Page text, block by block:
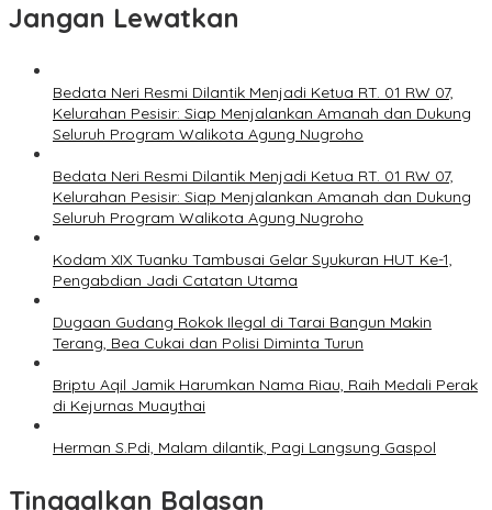
Jangan Lewatkan
Bedata Neri Resmi Dilantik Menjadi Ketua RT. 01 RW 07,
Kelurahan Pesisir: Siap Menjalankan Amanah dan Dukung
Seluruh Program Walikota Agung Nugroho
Bedata Neri Resmi Dilantik Menjadi Ketua RT. 01 RW 07,
Kelurahan Pesisir: Siap Menjalankan Amanah dan Dukung
Seluruh Program Walikota Agung Nugroho
Kodam XIX Tuanku Tambusai Gelar Syukuran HUT Ke-1,
Pengabdian Jadi Catatan Utama
Dugaan Gudang Rokok Ilegal di Tarai Bangun Makin
Terang, Bea Cukai dan Polisi Diminta Turun
Briptu Aqil Jamik Harumkan Nama Riau, Raih Medali Perak
di Kejurnas Muaythai
Herman S.Pdi, Malam dilantik, Pagi Langsung Gaspol
Tinggalkan Balasan